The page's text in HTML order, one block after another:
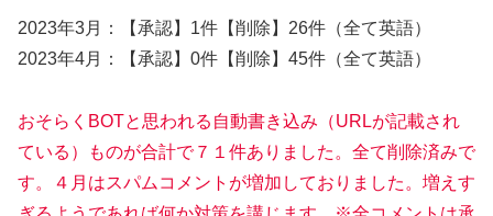
2023年3月：【承認】1件【削除】26件（全て英語）
2023年4月：【承認】0件【削除】45件（全て英語）
おそらくBOTと思われる自動書き込み（URLが記載され
ている）ものが合計で７１件ありました。全て削除済みで
す。４月はスパムコメントが増加しておりました。増えす